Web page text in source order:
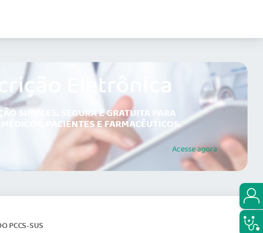
Eletrônica
SIMPLES, SEGURA E GRATUITA PARA
PACIENTES E FARMACÊUTICOS.
Acesseagora
PCCS-SUS